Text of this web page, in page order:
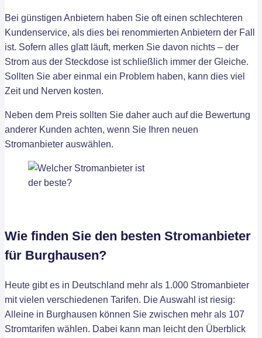
Bei günstigen Anbietern haben Sie oft einen schlechteren
Kundenservice, als dies bei renommierten Anbietern der Fall
ist. Sofern alles glatt läuft, merken Sie davon nichts – der
Strom aus der Steckdose ist schließlich immer der Gleiche.
Sollten Sie aber einmal ein Problem haben, kann dies viel
Zeit und Nerven kosten.
Neben dem Preis sollten Sie daher auch auf die Bewertung
anderer Kunden achten, wenn Sie Ihren neuen
Stromanbieter auswählen.
Wie finden Sie den besten Stromanbieter
für Burghausen?
Heute gibt es in Deutschland mehr als 1.000 Stromanbieter
mit vielen verschiedenen Tarifen. Die Auswahl ist riesig:
Alleine in Burghausen können Sie zwischen mehr als 107
Stromtarifen wählen. Dabei kann man leicht den Überblick